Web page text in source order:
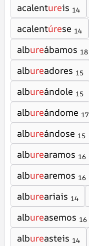
acalentureis 14
acalentúrese 14
albureábamos 18
albureadores 15
albureándole 15
albureándome 17
albureándose 15
alburearamos 16
alburearemos 16
albureariais 14
albureasemos 16
albureasteis 14